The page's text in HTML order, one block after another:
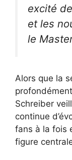
excité
et les
le
Alors que la
Schreiber
continue
fans à la fois
figure